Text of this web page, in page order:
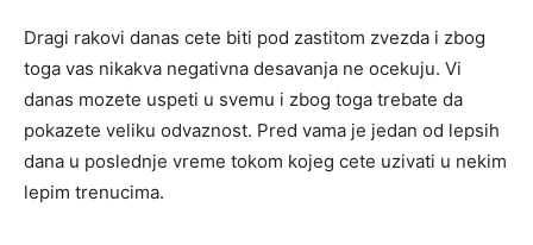
Dragi rakovi danas cete biti pod zastitom zvezda i zbog
toga vas nikakva negativna desavanja ne ocekuju. Vi
danas mozete uspeti u svemu i zbog toga trebate da
pokazete veliku odvaznost. Pred vama je jedan od lepsih
dana u poslednje vreme tokom kojeg cete uzivati u nekim
lepim trenucima.